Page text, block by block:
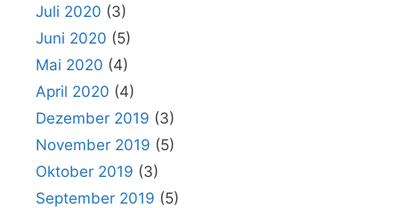
Juli 2020 (3)
Juni 2020 (5)
Mai 2020 (4)
April 2020 (4)
Dezember 2019 (3)
November 2019 (5)
Oktober 2019 (3)
September 2019 (5)